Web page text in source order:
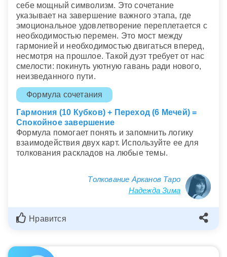
себе мощный символизм. Это сочетание
указывает на завершение важного этапа, где
эмоциональное удовлетворение переплетается с
необходимостью перемен. Это мост между
гармонией и необходимостью двигаться вперед,
несмотря на прошлое. Такой дуэт требует от нас
смелости: покинуть уютную гавань ради нового,
неизведанного пути.
Формула сочетания
Гармония (10 Кубков) + Переход (6 Мечей) =
Спокойное завершение
Формула помогает понять и запомнить логику
взаимодействия двух карт. Используйте ее для
толкования раскладов на любые темы.
Толкование Арканов Таро
Надежда Зима
Нравится